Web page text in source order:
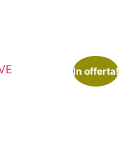
In offerta!